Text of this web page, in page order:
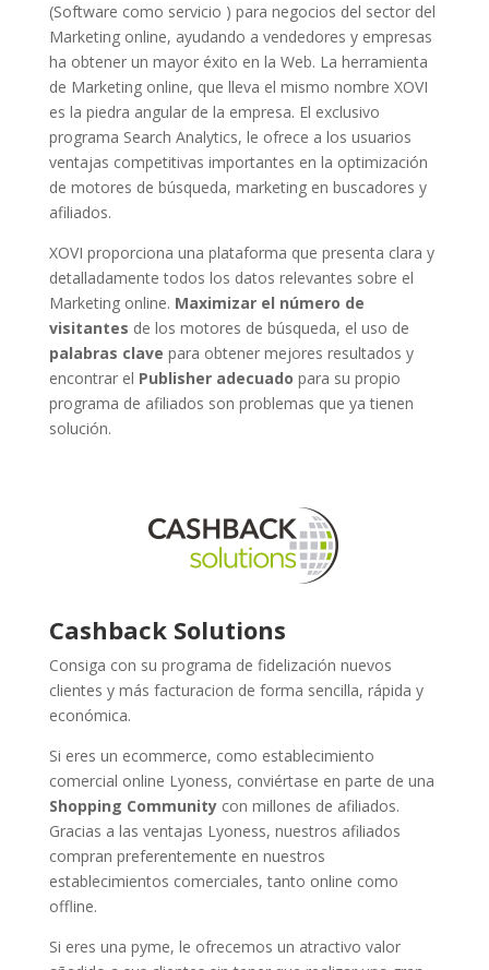
(Software como servicio ) para negocios del sector del
Marketing online, ayudando a vendedores y empresas
ha obtener un mayor éxito en la Web. La herramienta
de Marketing online, que lleva el mismo nombre XOVI
es la piedra angular de la empresa. El exclusivo
programa Search Analytics, le ofrece a los usuarios
ventajas competitivas importantes en la optimización
de motores de búsqueda, marketing en buscadores y
afiliados.
XOVI proporciona una plataforma que presenta clara y
detalladamente todos los datos relevantes sobre el
Marketing online. Maximizar el número de
visitantes de los motores de búsqueda, el uso de
palabras clave para obtener mejores resultados y
encontrar el Publisher adecuado para su propio
programa de afiliados son problemas que ya tienen
solución.
Cashback Solutions
Consiga con su programa de fidelización nuevos
clientes y más facturacion de forma sencilla, rápida y
económica.
Si eres un ecommerce, como establecimiento
comercial online Lyoness, conviértase en parte de una
Shopping Communitycon millones de afiliados.
Gracias a las ventajas Lyoness, nuestros afiliados
compran preferentemente en nuestros
establecimientos comerciales, tanto online como
offline.
Si eres una pyme, le ofrecemos un atractivo valor